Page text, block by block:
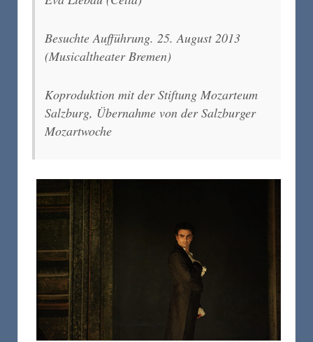
Besuchte Aufführung. 25. August 2013
(Musicaltheater Bremen)
Koproduktion mit der Stiftung Mozarteum
Salzburg, Übernahme von der Salzburger
Mozartwoche